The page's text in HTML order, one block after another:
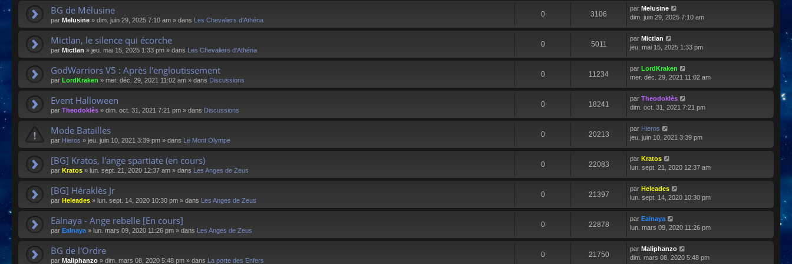
BG de Mélusine
par Melusine » dim. juin 29, 2025 7:10 am » dans Les Chevaliers d'Athéna
0 3106
par Melusine
dim. juin 29, 2025 7:10 am
Mictlan, le silence qui écorche
par Mictlan » jeu. mai 15, 2025 1:33 pm » dans Les Chevaliers d'Athéna
0 5011
par Mictlan
jeu. mai 15, 2025 1:33 pm
GodWarriors V5 : Après l'engloutissement
par LordKraken » mer. déc. 29, 2021 11:02 am » dans Discussions
0 11234
par LordKraken
mer. déc. 29, 2021 11:02 am
Event Halloween
par Theodoklès » dim. oct. 31, 2021 7:21 pm » dans Discussions
0 18241
par Theodoklès
dim. oct. 31, 2021 7:21 pm
Mode Batailles
par Hieros » jeu. juin 10, 2021 3:39 pm » dans Le Mont Olympe
0 20213
par Hieros
jeu. juin 10, 2021 3:39 pm
[BG] Kratos, l'ange spartiate (en cours)
par Kratos » lun. sept. 21, 2020 12:37 am » dans Les Anges de Zeus
0 22083
par Kratos
lun. sept. 21, 2020 12:37 am
[BG] Héraklès Jr
par Heleades » lun. sept. 14, 2020 10:30 pm » dans Les Anges de Zeus
0 21397
par Heleades
lun. sept. 14, 2020 10:30 pm
Ealnaya - Ange rebelle [En cours]
par Ealnaya» lun. mars 09, 2020 11:26 pm » dans Les Anges de Zeus
0 22878
par Ealnaya
lun. mars 09, 2020 11:26 pm
BG de l'Ordre
par Maliphanzo » dim. mars 08, 2020 5:48 pm » dans La porte des Enfers
0 21750
par Maliphanzo
dim. mars 08, 2020 5:48 pm